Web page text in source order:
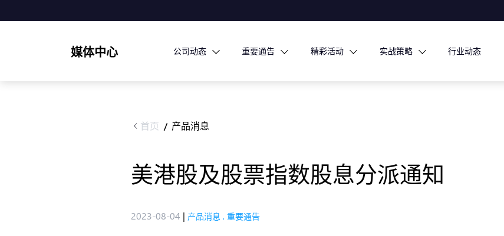
媒体中心 公司动态 重要通告 精彩活动 实战策略 行业动态
首页 / 产品消息
美港股及股票指数​股息分派通知
2023-08-04 | 产品消息 , 重要通告